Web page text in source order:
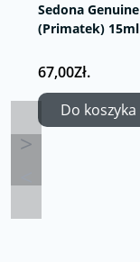
Sedona Genuine
(Primatek) 15ml
67,00Zł.
Do koszyka